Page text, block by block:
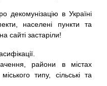
декомунізацію в Україні
населені пункти та
сайті застаріли!
райони в містах
типу, сільські та